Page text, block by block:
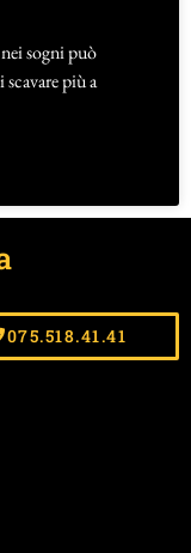
sogni può
scavare più a
075.518.41.41